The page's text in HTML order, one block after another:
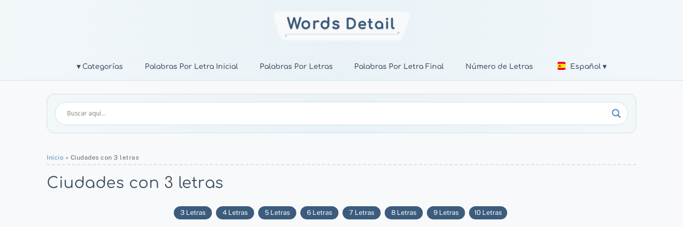
▾ Categorías Palabras Por Letra Inicial Palabras Por Letras Palabras Por Letra Final Número de Letras Español ▾
Inicio » Ciudades con 3 letras
Ciudades con 3 letras
3 Letras 4 Letras 5 Letras 6 Letras 7 Letras 8 Letras 9 Letras 10 Letras